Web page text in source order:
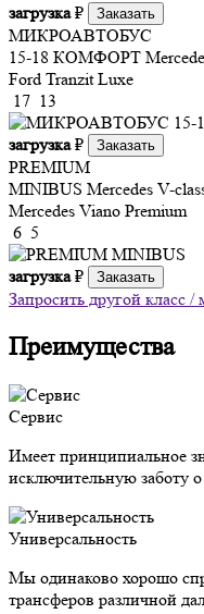
загрузка₽ Заказать
МИКРОАВТОБУС
15-18 КОМФОРТ
Ford Tranzit Luxe
17 13
загрузка₽ Заказать
PREMIUM
MINIBUS Mercedes V-
Mercedes Viano Premium
6 5
загрузка₽ Заказать
Запросить другой класс /
Преимущества
Сервис
Имеет принципиальное
исключительную заботу
Универсальность
Мы одинаково хорошо
трансферов различной